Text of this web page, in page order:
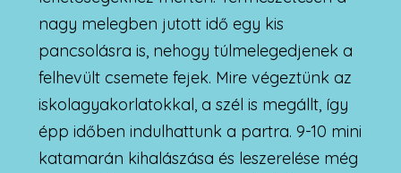
nagy melegben jutott idő egy kis
pancsolásra is, nehogy túlmelegedjenek a
felhevült csemete fejek. Mire végeztünk az
iskolagyakorlatokkal, a szél is megállt, így
épp időben indulhattunk a partra. 9-10 mini
katamarán kihalászása és leszerelése még